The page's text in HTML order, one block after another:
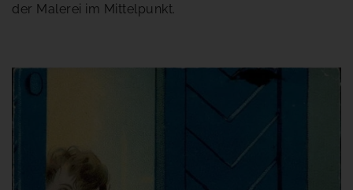
der Malerei im Mittelpunkt.